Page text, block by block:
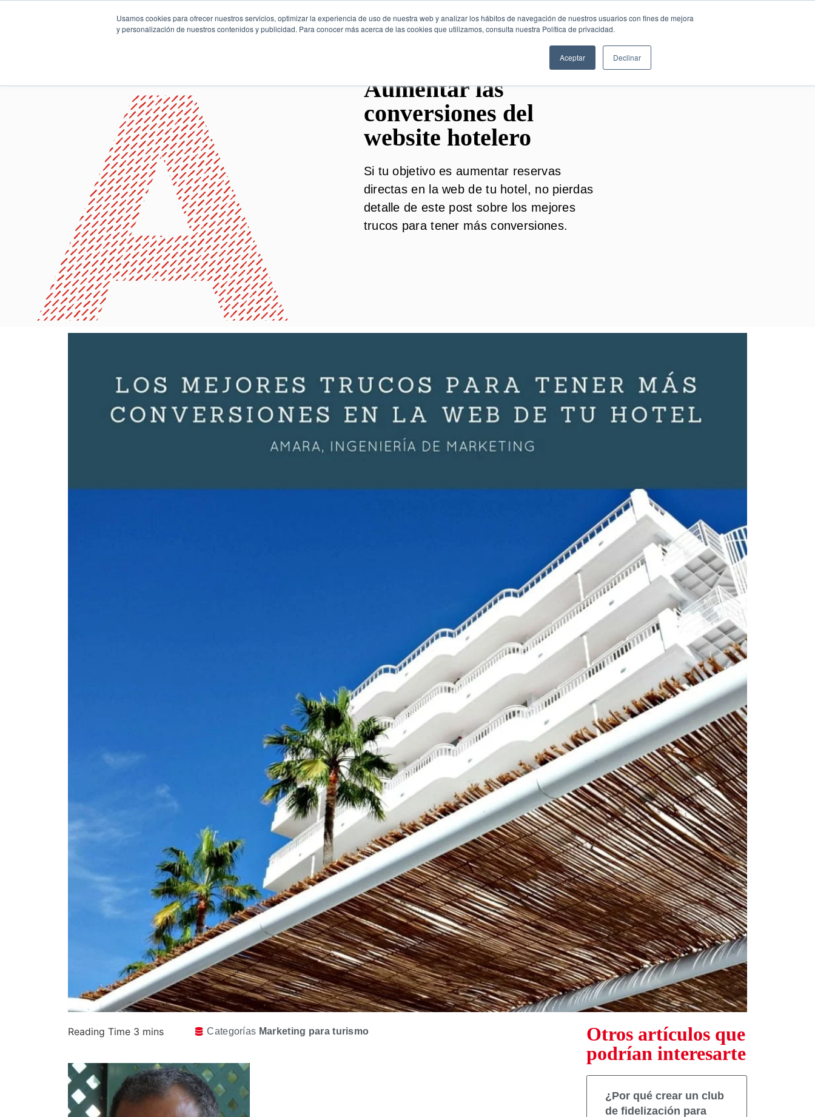
Usamos cookies para ofrecer nuestros servicios, optimizar la experiencia de uso de nuestra web y analizar los hábitos de navegación de nuestros usuarios con fines de mejora
y personalización de nuestros contenidos y publicidad. Para conocer más acerca de las cookies que utilizamos, consulta nuestra Política de privacidad.
Aceptar Declinar
Aumentar las
conversiones del
website hotelero
Si tu objetivo es aumentar reservas
directas en la web de tu hotel, no pierdas
detalle de este post sobre los mejores
trucos para tener más conversiones.
Categorías Marketing para turismo
Otros artículos que
podrían interesarte
¿Por qué crear un club
de fidelización para